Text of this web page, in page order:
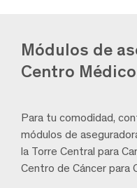
Módulos de
Centro
Para tu comodidad,
módulos de
la Torre Central para
Centro de Cáncer para